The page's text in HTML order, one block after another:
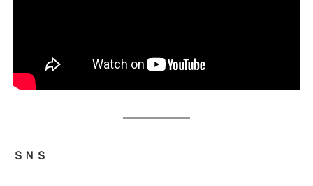
ＳＮＳ